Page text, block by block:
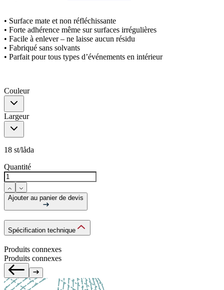
• Surface mate et non réfléchissante
• Forte adhérence même sur surfaces irrégulières
• Facile à enlever – ne laisse aucun résidu
• Fabriqué sans solvants
• Parfait pour tous types d’événements en intérieur
Couleur
Largeur
18 st/låda
Quantité
Ajouter au panier de devis
Spécification technique
Produits connexes
Produits connexes